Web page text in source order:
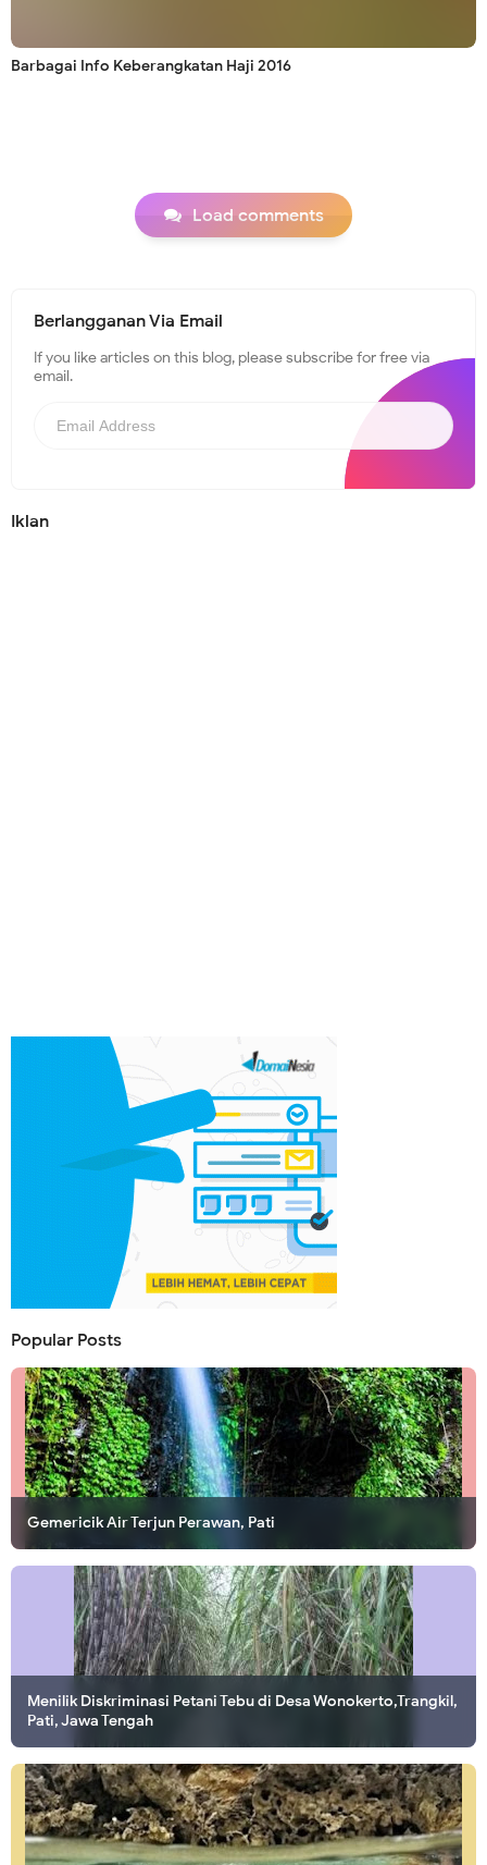
Barbagai Info Keberangkatan Haji 2016
Load comments
Berlangganan Via Email
If you like articles on this blog, please subscribe for free via
email.
Iklan
Popular Posts
Gemericik Air Terjun Perawan, Pati
Menilik Diskriminasi Petani Tebu di Desa Wonokerto,Trangkil,
Pati, Jawa Tengah